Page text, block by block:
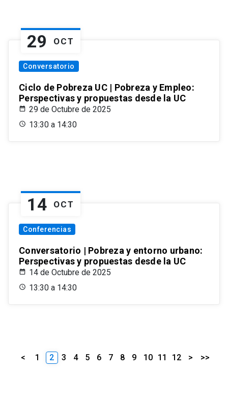
29 OCT
Conversatorio
Ciclo de Pobreza UC | Pobreza y Empleo:
Perspectivas y propuestas desde la UC
29 de Octubre de 2025
13:30 a 14:30
14 OCT
Conferencias
Conversatorio | Pobreza y entorno urbano:
Perspectivas y propuestas desde la UC
14 de Octubre de 2025
13:30 a 14:30
< 1 2 3 4 5 6 7 8 9 10 11 12 > >>